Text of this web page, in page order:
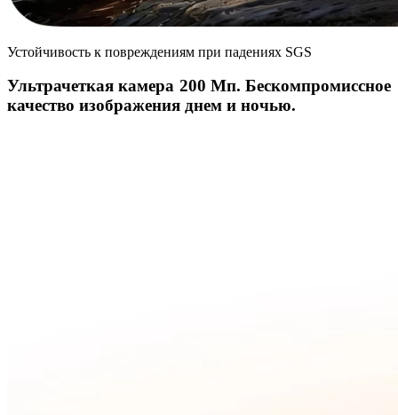
Устойчивость к повреждениям при падениях SGS
Ультрачеткая камера 200 Мп. Бескомпромиссное
качество изображения днем и ночью.